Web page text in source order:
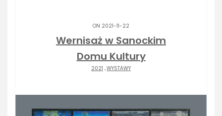
ON 2021-11-22
Wernisaż w Sanockim
Domu Kultury
2021 .WYSTAWY